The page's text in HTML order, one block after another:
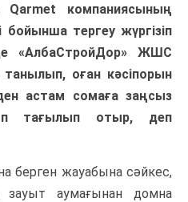
Qarmet компаниясының
тергеу жүргізіп
«АлбаСтройДор» ЖШС
оған кәсіпорын
астам сомаға заңсыз
тағылып отыр, деп
берген жауабына сәйкес,
зауыт аумағынан домна